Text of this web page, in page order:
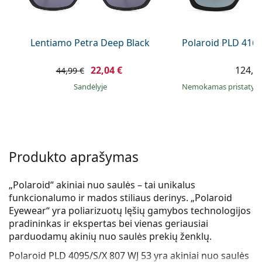
Persol
Lentiamo Petra Deep Black
44,99 € 22,04 €
Sandėlyje
Polaroid PLD
Nemokamas
Produkto aprašymas
„Polaroid“ akiniai nuo saulės – tai unikalus
funkcionalumo ir mados stiliaus derinys. „Polaroid
Eyewear“ yra poliarizuotų lęšių gamybos technologijos
pradininkas ir ekspertas bei vienas geriausiai
parduodamų akinių nuo saulės prekių ženklų.
Polaroid PLD 4095/S/X 807 WJ 53yra akiniai nuo saulės